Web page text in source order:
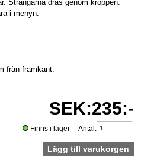
Strängarna dras genom kroppen.
i menyn.
från framkant.
SEK:235:-
Finns i lager Antal: